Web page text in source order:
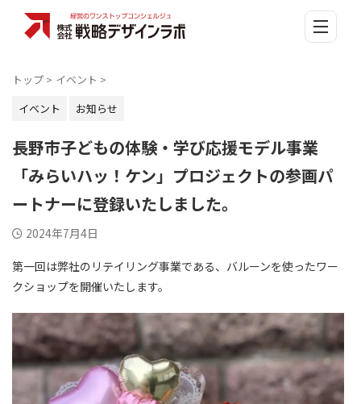
トップ > イベント >
イベント
お知らせ
長野市子どもの体験・学び応援モデル事業
「みらいハッ！ケン」プロジェクトの参画パ
ートナーに登録いたしました。
2024年7月4日
第一回は弊社のリテイリング事業である、バルーンを使ったワー
クショップを開催いたします。